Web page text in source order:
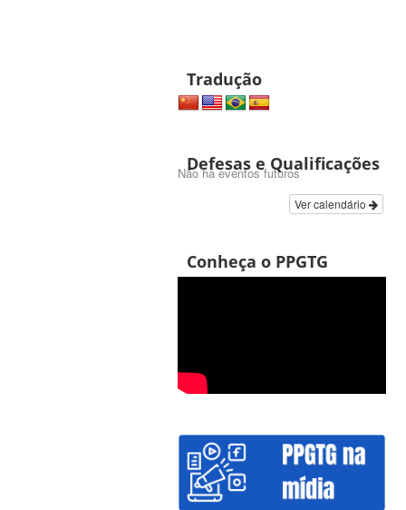
Tradução
Defesas e Qualificações
Não há eventos futuros
Ver calendário
Conheça o PPGTG